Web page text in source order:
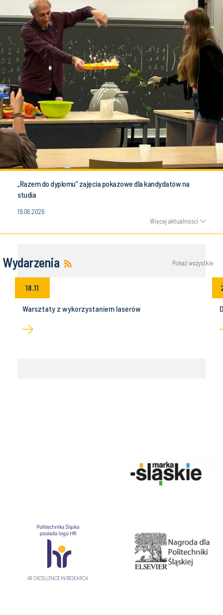
„Razem do dyplomu” zajęcia pokazowe dla kandydatów na
studia
19.06.2026
Więcej aktualności
Wydarzenia Pokaż wszystkie
18.11
Warsztaty z wykorzystaniem laserów